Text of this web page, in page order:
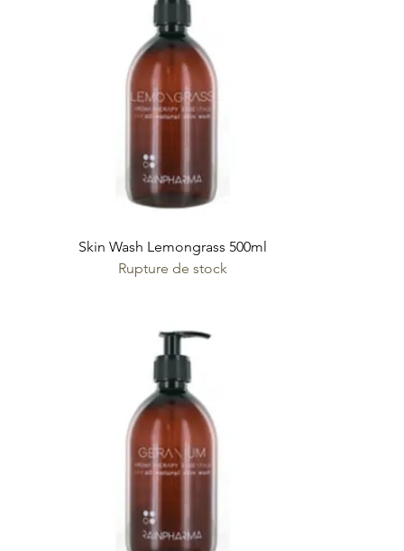
Skin Wash Lemongrass 500ml
Rupture de stock